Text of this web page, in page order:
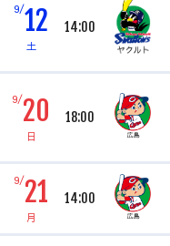
9/12
土
14:00
9/20
日
18:00
9/21
月
14:00